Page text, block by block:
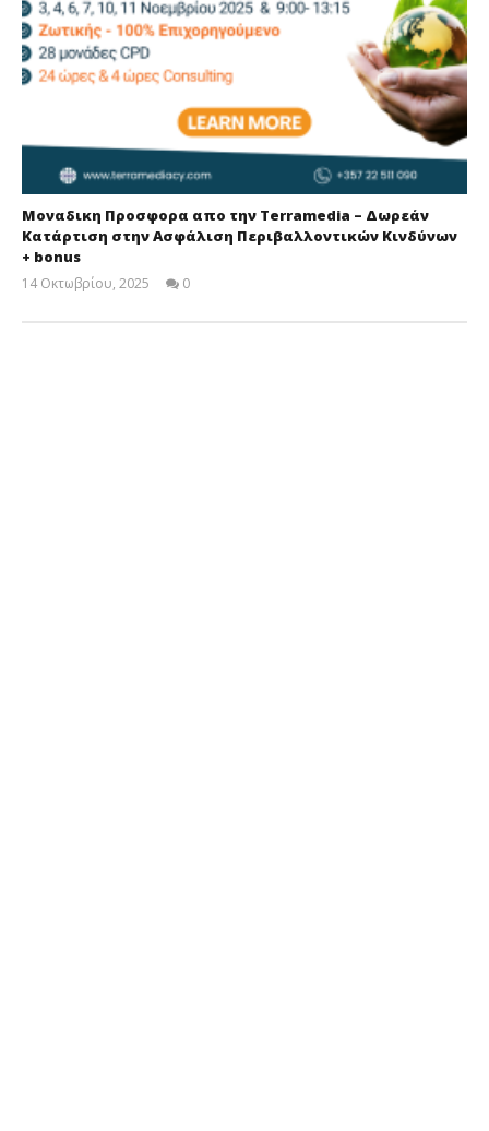
Μοναδικη Προσφορα απο την Terramedia – Δωρεάν
Κατάρτιση στην Ασφάλιση Περιβαλλοντικών Κινδύνων
+ bonus
14 Οκτωβρίου, 2025
Insurance
0